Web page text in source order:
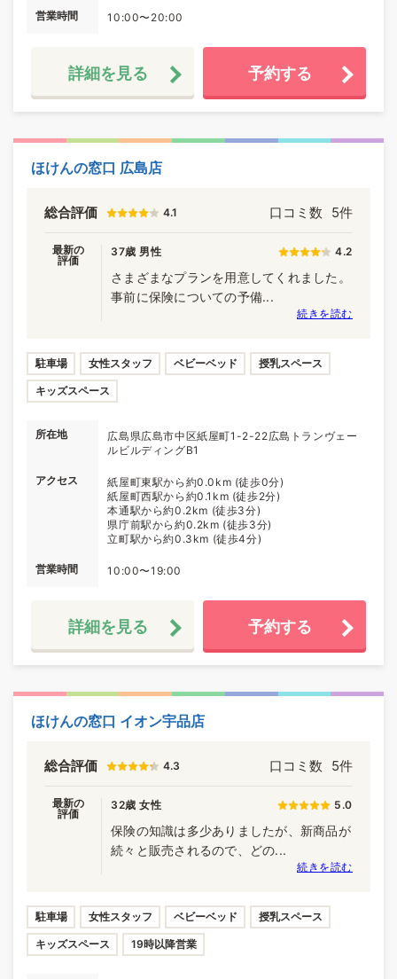
営業時間 10:00〜20:00
詳細を見る 予約する
ほけんの窓口 広島店
総合評価 4.1 口コミ数 5件
最新の
評価
37歳 男性 4.2
さまざまなプランを用意してくれました。
事前に保険についての予備...
続きを読む
駐車場 女性スタッフ ベビーベッド 授乳スペース
キッズスペース
所在地
広島県広島市中区紙屋町1-2-22広島トランヴェー
ルビルディングB1
アクセス
紙屋町東駅から約0.0km (徒歩0分)
紙屋町西駅から約0.1km (徒歩2分)
本通駅から約0.2km (徒歩3分)
県庁前駅から約0.2km (徒歩3分)
立町駅から約0.3km (徒歩4分)
営業時間 10:00〜19:00
詳細を見る 予約する
ほけんの窓口 イオン宇品店
総合評価 4.3 口コミ数 5件
最新の
評価
32歳 女性 5.0
保険の知識は多少ありましたが、新商品が
続々と販売されるので、どの...
続きを読む
駐車場 女性スタッフ ベビーベッド 授乳スペース
キッズスペース 19時以降営業